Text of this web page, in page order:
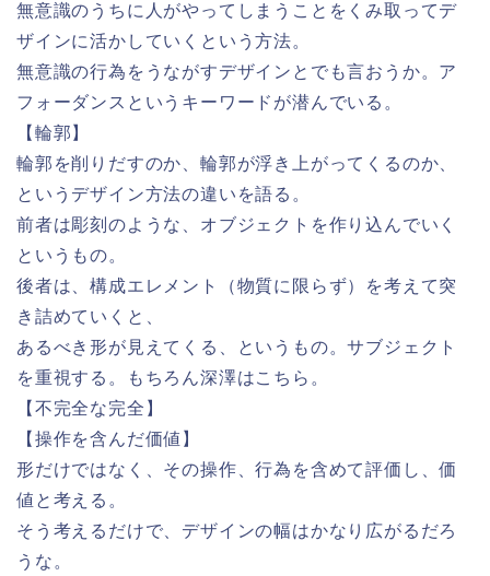
無意識のうちに人がやってしまうことをくみ取ってデ
ザインに活かしていくという方法。
無意識の行為をうながすデザインとでも言おうか。ア
フォーダンスというキーワードが潜んでいる。
【輪郭】
輪郭を削りだすのか、輪郭が浮き上がってくるのか、
というデザイン方法の違いを語る。
前者は彫刻のような、オブジェクトを作り込んでいく
というもの。
後者は、構成エレメント（物質に限らず）を考えて突
き詰めていくと、
あるべき形が見えてくる、というもの。サブジェクト
を重視する。もちろん深澤はこちら。
【不完全な完全】
【操作を含んだ価値】
形だけではなく、その操作、行為を含めて評価し、価
値と考える。
そう考えるだけで、デザインの幅はかなり広がるだろ
うな。